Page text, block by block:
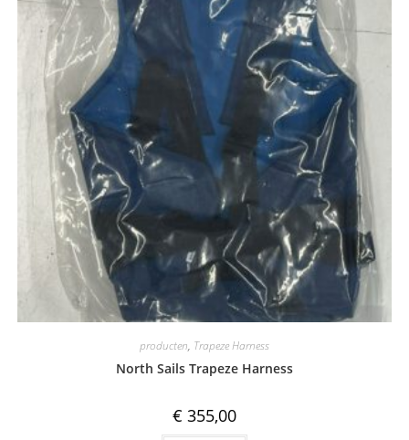
producten, Trapeze Harness
North Sails Trapeze Harness
€ 355,00